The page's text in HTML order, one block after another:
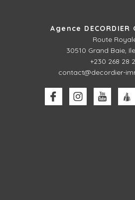
Agence DECORDIER
Route
30510 Grand Baie,
+230 268 28
contact@decordier-